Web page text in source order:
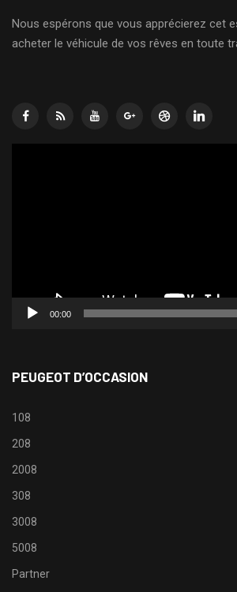
Nous espérons que vous apprécierez cet
acheter le véhicule de vos rêves en toute
00:00
PEUGEOT D’OCCASION
108
208
2008
308
3008
5008
Partner